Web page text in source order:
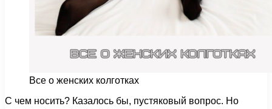
Все о женских колготках
С чем носить? Казалось бы, пустяковый вопрос. Но